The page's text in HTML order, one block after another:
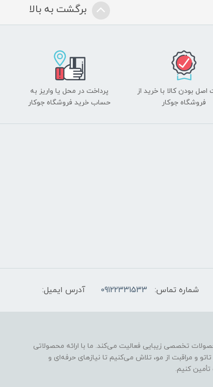
برگشت به بالا
بودن کالا با خرید از
فروشگاه جوکار
پرداخت در محل یا واریز به
حساب خرید فروشگاه جوکار
شماره تماس: 09122331533 آدرس ایمیل:
در زمینه ارائه محصولات تخصصی زیبایی فعالیت می‌کند. ما با ارائه محصولاتی
و مراقبت از مو، تلاش می‌کنیم تا نیازهای حرفه‌ای و
کنیم.